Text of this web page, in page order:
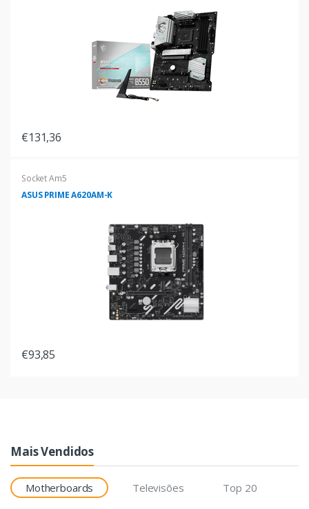
€131,36
Socket Am5
ASUS PRIME A620AM-K
€93,85
Mais Vendidos
Motherboards Televisões Top 20